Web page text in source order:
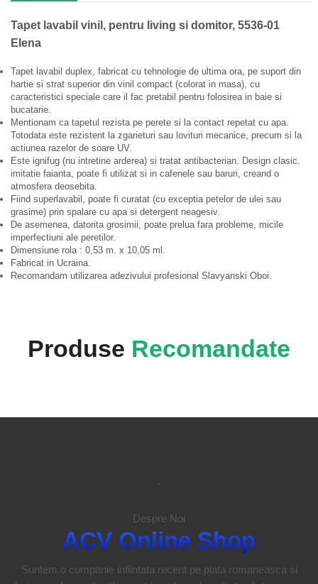
Tapet lavabil vinil, pentru living si domitor, 5536-01
Elena
Tapet lavabil duplex, fabricat cu tehnologie de ultima ora, pe suport din
hartie si strat superior din vinil compact (colorat in masa), cu
caracteristici speciale care il fac pretabil pentru folosirea in baie si
bucatarie.
Mentionam ca tapetul rezista pe perete si la contact repetat cu apa.
Totodata este rezistent la zgarieturi sau lovituri mecanice, precum si la
actiunea razelor de soare UV.
Este ignifug (nu intretine arderea) si tratat antibacterian. Design clasic.
imitatie faianta, poate fi utilizat si in cafenele sau baruri, creand o
atmosfera deosebita.
Fiind superlavabil, poate fi curatat (cu exceptia petelor de ulei sau
grasime) prin spalare cu apa si detergent neagesiv.
De asemenea, datorita grosimii, poate prelua fara probleme, micile
imperfectiuni ale peretilor.
Dimensiune rola : 0,53 m. x 10,05 ml.
Fabricat in Ucraina.
Recomandam utilizarea adezivului profesional Slavyanski Oboi.
Produse Recomandate
.
Despre Noi
ACV Online Shop
Suntem o companie infiintata recent pe piata romaneasca si